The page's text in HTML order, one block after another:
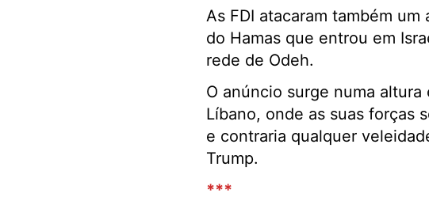
As FDI atacaram também
do Hamas que entrou em
rede de Odeh.
O anúncio surge numa
Líbano, onde as suas forças
e contraria qualquer
Trump.
***